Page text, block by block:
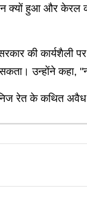
हुआ और केरल को
की कार्यशैली
सकता। उन्होंने
रेत के कथित अवैध